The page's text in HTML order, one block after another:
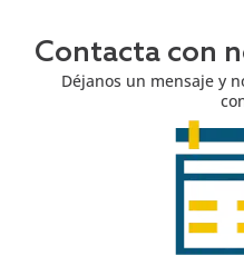
Contacta con
Déjanos un mensaje y